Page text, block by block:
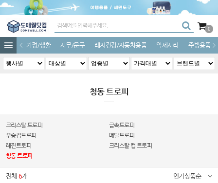
0
가정/생활 사무/문구 레저건강/자동차용품 악세사리 주방용품
청동 트로피
크리스탈 트로피
금속트로피
우승컵트로피
메달트로피
레진트로피
크리스탈 컵 트로피
청동 트로피
전체6개 인기상품순